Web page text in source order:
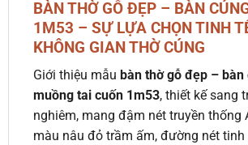
BÀN THỜ GỖ ĐẸP – BÀN
1M53 – SỰ LỰA CHỌN TINH
KHÔNG GIAN THỜ CÚNG
Giới thiệu mẫu bàn thờ gỗ đẹp – bàn
muồng tai cuốn 1m53, thiết kế sang
nghiêm, mang đậm nét truyền thống
màu nâu đỏ trầm ấm, đường nét tinh